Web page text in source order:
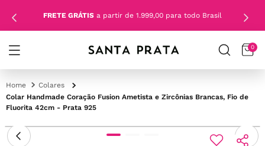
FRETE GRÁTIS a partir de 1.999,00 para todo Brasil
0
Colares
Colar Handmade Coração Fusion Ametista e Zircônias Brancas, Fio de
Fluorita 42cm - Prata 925